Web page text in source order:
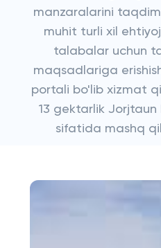
manzaralarini
muhit turli xil
talabalar uchun
maqsadlariga
portali bo'lib xizmat
13 gektarlik Jorjtaun
sifatida mashq